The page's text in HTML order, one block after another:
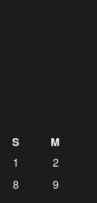
S M
1
2
8
9